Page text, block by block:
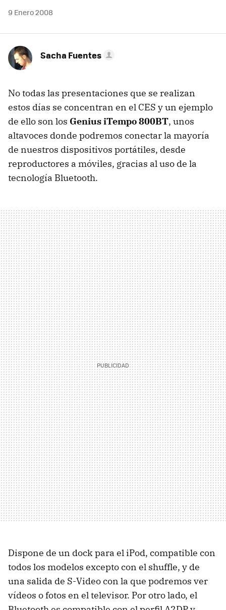
9 Enero 2008
Sacha Fuentes
No todas las presentaciones que se realizan
estos días se concentran en el CES y un ejemplo
de ello son los Genius iTempo 800BT, unos
altavoces donde podremos conectar la mayoría
de nuestros dispositivos portátiles, desde
reproductores a móviles, gracias al uso de la
tecnología Bluetooth.
Dispone de un dock para el iPod, compatible con
todos los modelos excepto con el shuffle, y de
una salida de S-Video con la que podremos ver
vídeos o fotos en el televisor. Por otro lado, el